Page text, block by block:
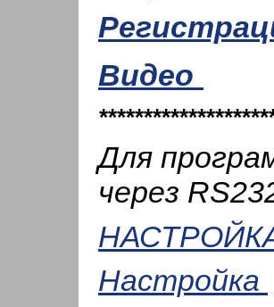
Видео
Для
через
Настройка